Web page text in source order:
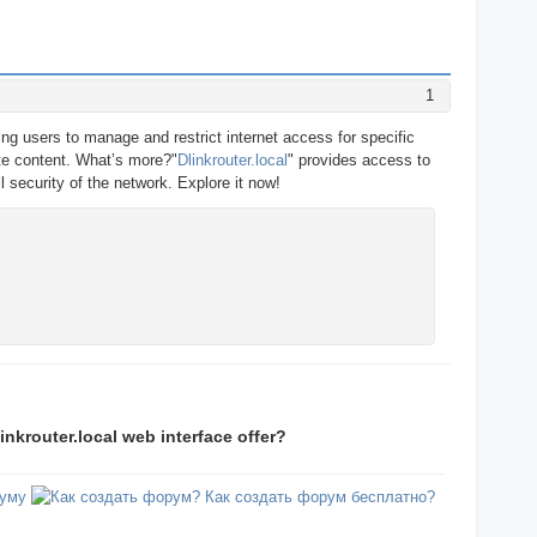
1
users to manage and restrict internet access for specific
content. What’s more?"Dlinkrouter.local" provides access to
security of the network. Explore it now!
web interface offer?